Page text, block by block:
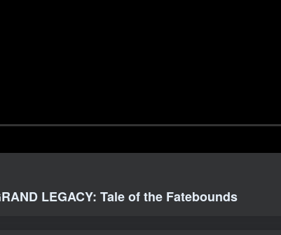
LEGACY: Tale of the Fatebounds